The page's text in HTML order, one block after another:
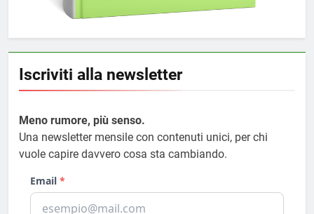
Iscriviti alla newsletter
Meno rumore, più senso.
Una newsletter mensile con contenuti unici, per chi
vuole capire davvero cosa sta cambiando.